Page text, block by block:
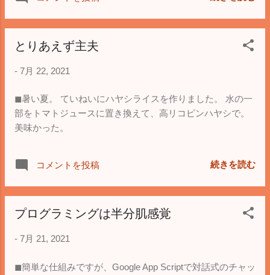
を見て、鶴舞公園で遊ぶという、なかなか
アクティブな１日でしたが、楽しかったね
う。 これまでは、乗り物に乗っても、それ
乗った経験も良かったんですかね。 ◼︎日が
暮れるまで遊んで、途中でダウンすること
とりあえず主夫
- 7月 22, 2021
◼︎暑い夏。 ていねいにハヤシライスを作りました。 水の一
部をトマトジュースに置き換えて、高リコピンハヤシで。
美味かった。
コメントを投稿 続きを読む
プログラミングは半分肌感覚
- 7月 21, 2021
◼︎簡単な仕組みですが、Google App Scriptで対話式のチャッ